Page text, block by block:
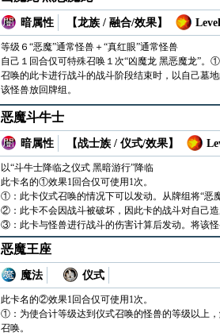
暗属性 【龙族 / 融合/效果】
等级６“恶魔”通常怪兽＋“真红眼”通常怪兽
自己１回合仅可特殊召唤１次“凶魔龙 黑恶魔龙”
召唤的此卡进行战斗的战斗阶段结束时，以自己墓
该怪兽放回牌组。
恶魔斗牛士
暗属性 【战士族 / 仪式/效果】
以“斗牛士降临之仪式 黑暗游行”降临
此卡名的①效果1回合仅可使用1次。
①：此卡仪式召唤的情况下可以发动。从牌组将“恶
②：此卡不会因战斗被破坏，因此卡的战斗对自己造
③：此卡与怪兽进行战斗的伤害计算后发动。将该怪
恶魔王座
魔法 仪式
此卡名的②效果1回合仅可使用1次。
①：为使合计等级达到仪式召唤的怪兽的等级以上
召唤。